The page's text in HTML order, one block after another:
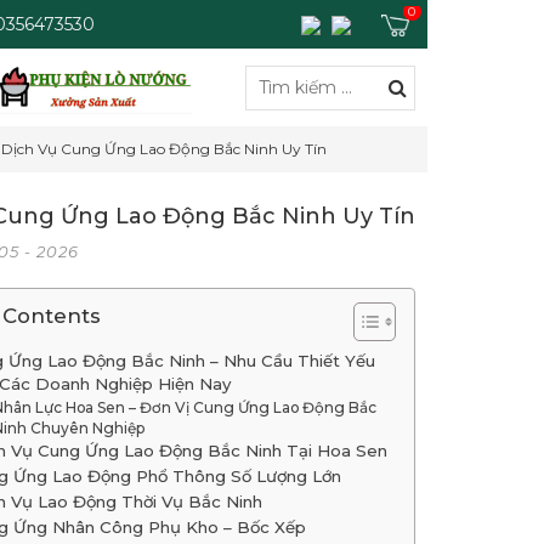
0
Dịch Vụ Cung Ứng Lao Động Bắc Ninh Uy Tín
Ứng Lao Động Bắc Ninh Uy Tín
- 2026
Ứng Lao Động Bắc Ninh – Nhu Cầu Thiết Yếu
Doanh Nghiệp Hiện Nay
Lực Hoa Sen – Đơn Vị Cung Ứng Lao Động Bắc
Chuyên Nghiệp
Vụ Cung Ứng Lao Động Bắc Ninh Tại Hoa Sen
Ứng Lao Động Phổ Thông Số Lượng Lớn
Vụ Lao Động Thời Vụ Bắc Ninh
Ứng Nhân Công Phụ Kho – Bốc Xếp